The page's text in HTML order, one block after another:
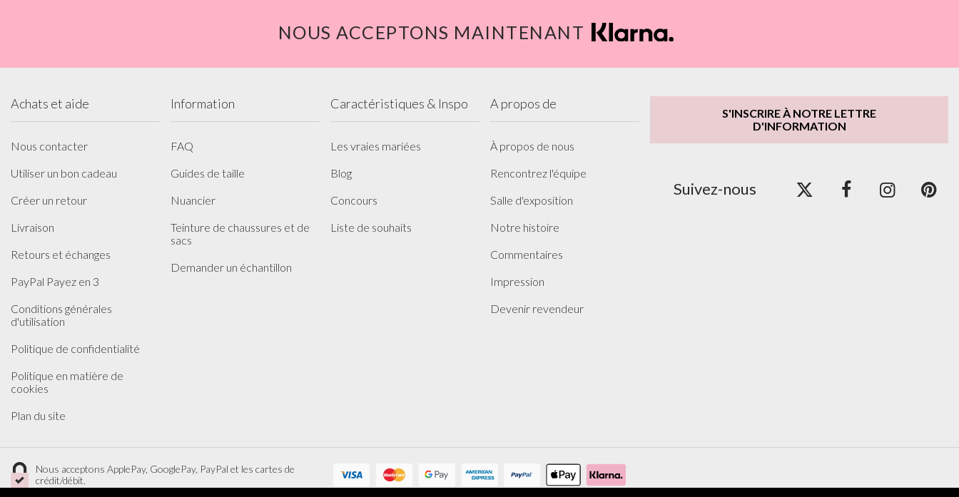
NOUS ACCEPTONS MAINTENANT
Achats et aide
Nous contacter
Utiliser un bon cadeau
Créer un retour
Livraison
Retours et échanges
PayPal Payez en 3
Conditions générales
d'utilisation
Politique de confidentialité
Politique en matière de
cookies
Plan du site
Information
FAQ
Guides de taille
Nuancier
Teinture de chaussures et de
sacs
Demander un échantillon
Caractéristiques & Inspo
Les vraies mariées
Blog
Concours
Liste de souhaits
A propos de
À propos de nous
Rencontrez l'équipe
Salle d'exposition
Notre histoire
Commentaires
Impression
Devenir revendeur
S'INSCRIRE À NOTRE LETTRE
D'INFORMATION
Suivez-nous
Nous acceptons ApplePay, GooglePay, PayPal et les cartes de
crédit/débit.